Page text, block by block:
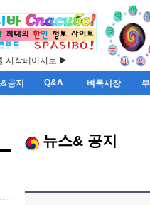
시작페이지로 ▶
공지 Q&A 벼룩시장
뉴스& 공지